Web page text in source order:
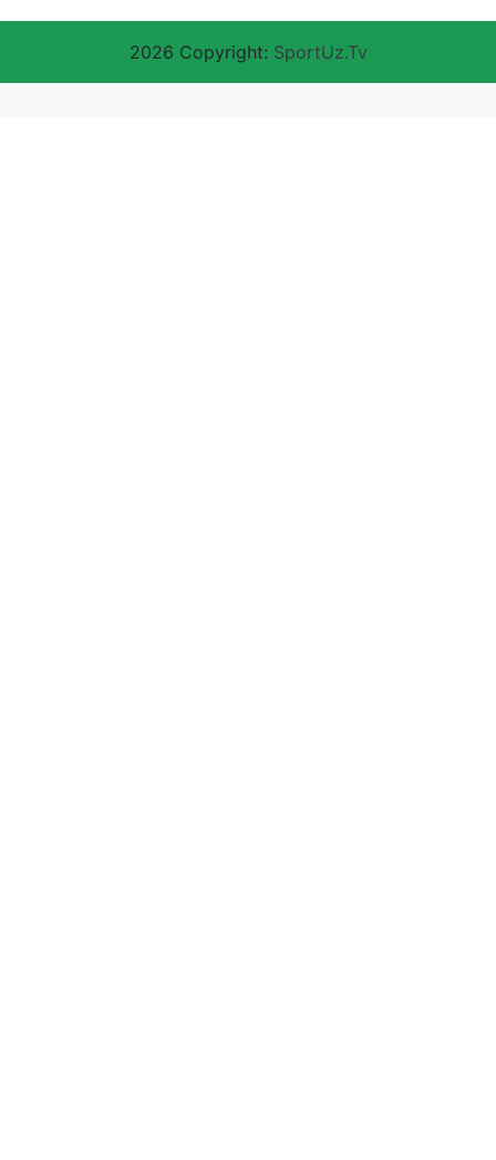
2026 Copyright: SportUz.Tv